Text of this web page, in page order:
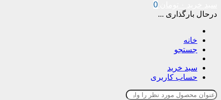
0
درحال بارگذاری ...
خانه
جستجو
سبد خرید
حساب کاربری